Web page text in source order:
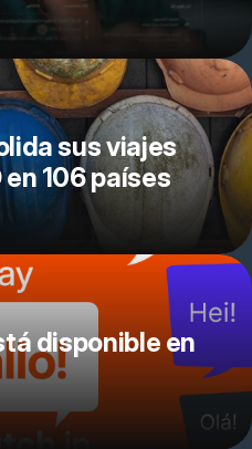
sus viajes
106 países
disponible en